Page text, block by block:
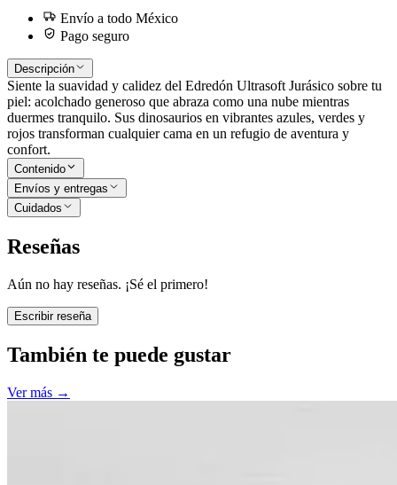
Envío a todo México
Pago seguro
Descripción
Siente la suavidad y calidez del Edredón Ultrasoft Jurásico sobre tu
piel: acolchado generoso que abraza como una nube mientras
duermes tranquilo. Sus dinosaurios en vibrantes azules, verdes y
rojos transforman cualquier cama en un refugio de aventura y
confort.
Contenido
Envíos y entregas
Cuidados
Reseñas
Aún no hay reseñas. ¡Sé el primero!
Escribir reseña
También te puede gustar
Ver más →